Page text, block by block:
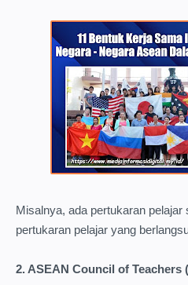
Misalnya, ada pertukaran
pertukaran pelajar yang
2. ASEAN Council of Teachers